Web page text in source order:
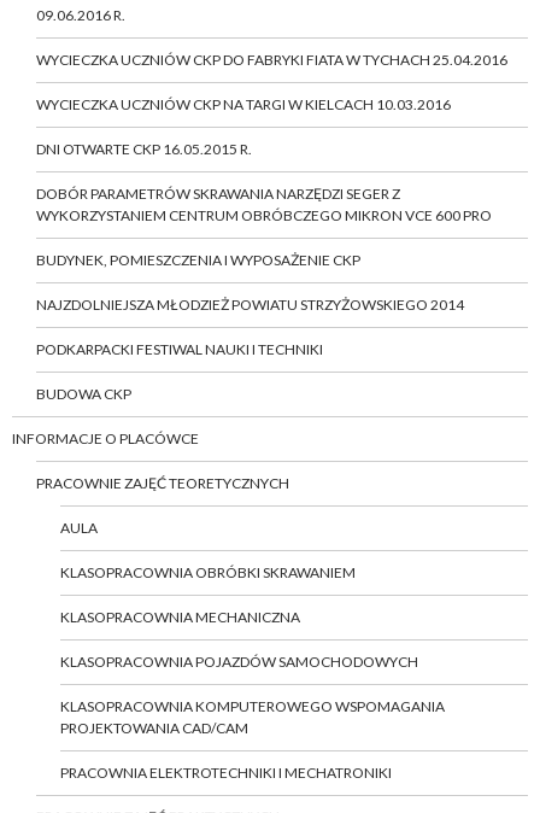
09.06.2016 R.
WYCIECZKA UCZNIÓW CKP DO FABRYKI FIATA W TYCHACH 25.04.2016
WYCIECZKA UCZNIÓW CKP NA TARGI W KIELCACH 10.03.2016
DNI OTWARTE CKP 16.05.2015 R.
DOBÓR PARAMETRÓW SKRAWANIA NARZĘDZI SEGER Z
WYKORZYSTANIEM CENTRUM OBRÓBCZEGO MIKRON VCE 600 PRO
BUDYNEK, POMIESZCZENIA I WYPOSAŻENIE CKP
NAJZDOLNIEJSZA MŁODZIEŻ POWIATU STRZYŻOWSKIEGO 2014
PODKARPACKI FESTIWAL NAUKI I TECHNIKI
BUDOWA CKP
INFORMACJE O PLACÓWCE
PRACOWNIE ZAJĘĆ TEORETYCZNYCH
AULA
KLASOPRACOWNIA OBRÓBKI SKRAWANIEM
KLASOPRACOWNIA MECHANICZNA
KLASOPRACOWNIA POJAZDÓW SAMOCHODOWYCH
KLASOPRACOWNIA KOMPUTEROWEGO WSPOMAGANIA
PROJEKTOWANIA CAD/CAM
PRACOWNIA ELEKTROTECHNIKI I MECHATRONIKI